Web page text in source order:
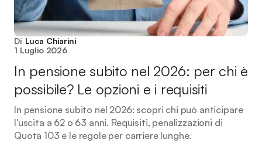
Di Luca Chiarini
1 Luglio 2026
In pensione subito nel 2026: per chi è
possibile? Le opzioni e i requisiti
In pensione subito nel 2026: scopri chi può anticipare
l'uscita a 62 o 63 anni. Requisiti, penalizzazioni di
Quota 103 e le regole per carriere lunghe.